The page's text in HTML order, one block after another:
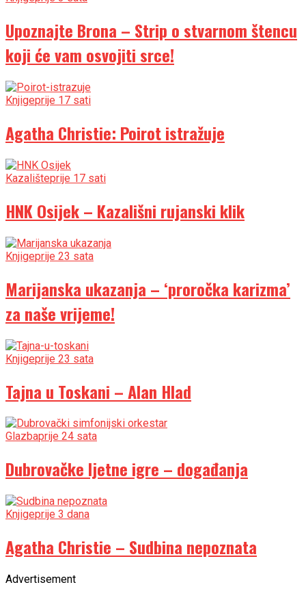
Upoznajte Brona – Strip o stvarnom štencu
koji će vam osvojiti srce!
Knjigeprije 17 sati
Agatha Christie: Poirot istražuje
Kazališteprije 17 sati
HNK Osijek – Kazališni rujanski klik
Knjigeprije 23 sata
Marijanska ukazanja – ‘proročka karizma’
za naše vrijeme!
Knjigeprije 23 sata
Tajna u Toskani – Alan Hlad
Glazbaprije 24 sata
Dubrovačke ljetne igre – događanja
Knjigeprije 3 dana
Agatha Christie – Sudbina nepoznata
Advertisement